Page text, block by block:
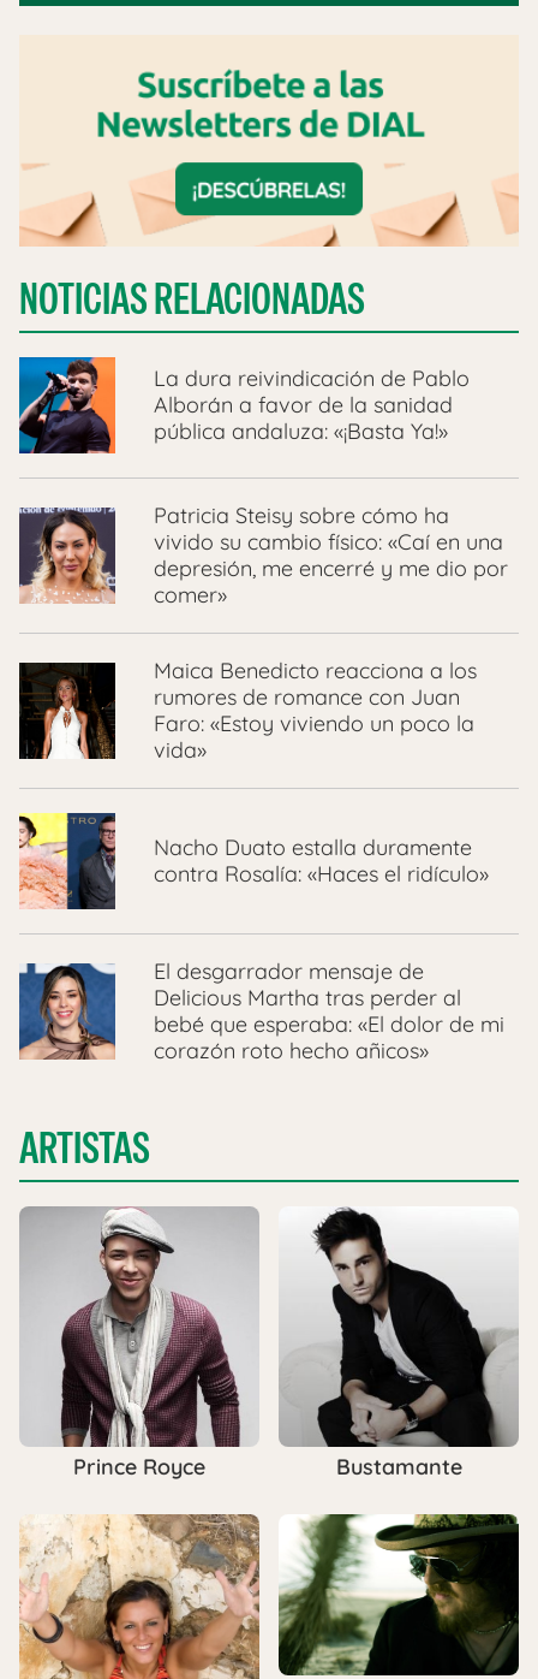
NOTICIAS RELACIONADAS
La dura reivindicación de Pablo
Alborán a favor de la sanidad
pública andaluza: «¡Basta Ya!»
Patricia Steisy sobre cómo ha
vivido su cambio físico: «Caí en una
depresión, me encerré y me dio por
comer»
Maica Benedicto reacciona a los
rumores de romance con Juan
Faro: «Estoy viviendo un poco la
vida»
Nacho Duato estalla duramente
contra Rosalía: «Haces el ridículo»
El desgarrador mensaje de
Delicious Martha tras perder al
bebé que esperaba: «El dolor de mi
corazón roto hecho añicos»
ARTISTAS
Prince Royce Bustamante